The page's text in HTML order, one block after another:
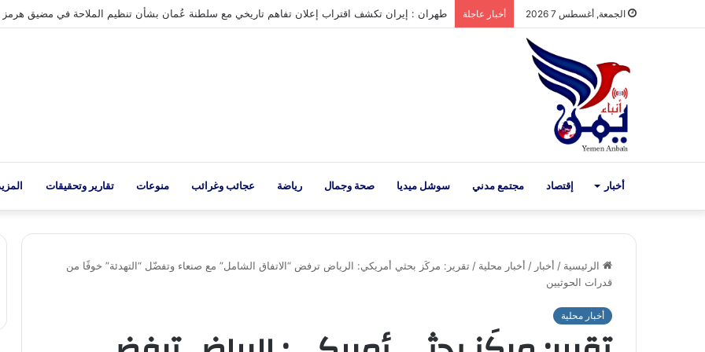
الجمعة, أغسطس 7 2026 أخبار عاجلة طهران : إيران تكشف اقتراب إعلان تفاهم تاريخي مع سلطنة عُمان بشأن تنظيم الملاحة في مضيق هرمز
أخبار إقتصاد مجتمع مدني سوشل ميديا صحة وجمال رياضة عجائب وغرائب منوعات تقارير وتحقيقات
الرئيسية / أخبار / أخبار محلية / تقرير: مركَز بحثي أمريكي: الرياض ترفض “الاتفاق الشامل” مع صنعاء وتفضّل “التهدئة” خوفًا من
قدرات الحوثيين
أخبار محلية